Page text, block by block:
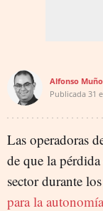
Alfonso
Publicada 31
Las operadoras
de que la
sector durante
para la